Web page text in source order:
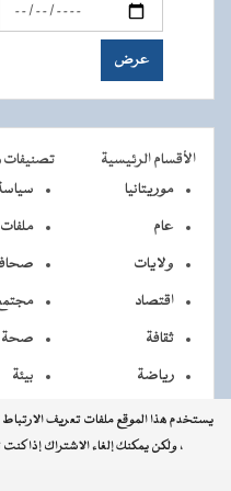
الأقسام الرئيسية تصنيفات
موريتانيا
عام
ولايات
اقتصاد
ثقافة
رياضة
ملفات
صحة
بيئة
يستخدم هذا الموقع ملفات تعريف
، ولكن يمكنك إلغاء الاشتراك إذا